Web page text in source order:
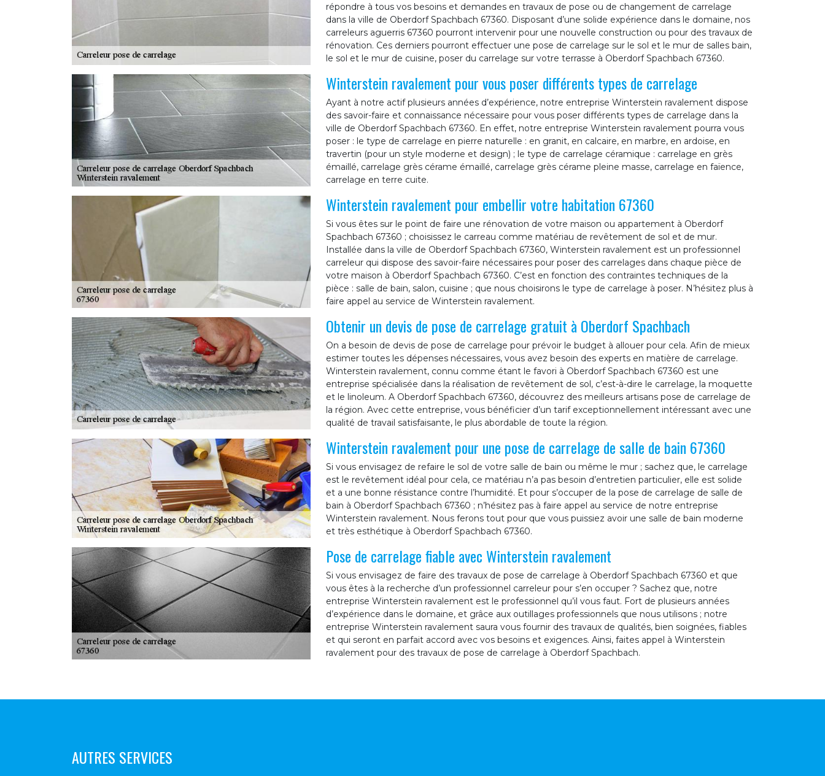
répondre à tous vos besoins et demandes en travaux de pose ou de changement de carrelage
dans la ville de Oberdorf Spachbach 67360. Disposant d’une solide expérience dans le domaine, nos
carreleurs aguerris 67360 pourront intervenir pour une nouvelle construction ou pour des travaux de
rénovation. Ces derniers pourront effectuer une pose de carrelage sur le sol et le mur de salles bain,
le sol et le mur de cuisine, poser du carrelage sur votre terrasse à Oberdorf Spachbach 67360.
Winterstein ravalement pour vous poser différents types de carrelage
Ayant à notre actif plusieurs années d’expérience, notre entreprise Winterstein ravalement dispose
des savoir-faire et connaissance nécessaire pour vous poser différents types de carrelage dans la
ville de Oberdorf Spachbach 67360. En effet, notre entreprise Winterstein ravalement pourra vous
poser : le type de carrelage en pierre naturelle : en granit, en calcaire, en marbre, en ardoise, en
travertin (pour un style moderne et design) ; le type de carrelage céramique : carrelage en grès
émaillé, carrelage grès cérame émaillé, carrelage grès cérame pleine masse, carrelage en faïence,
carrelage en terre cuite.
Winterstein ravalement pour embellir votre habitation 67360
Si vous êtes sur le point de faire une rénovation de votre maison ou appartement à Oberdorf
Spachbach 67360 ; choisissez le carreau comme matériau de revêtement de sol et de mur.
Installée dans la ville de Oberdorf Spachbach 67360, Winterstein ravalement est un professionnel
carreleur qui dispose des savoir-faire nécessaires pour poser des carrelages dans chaque pièce de
votre maison à Oberdorf Spachbach 67360. C’est en fonction des contraintes techniques de la
pièce : salle de bain, salon, cuisine ; que nous choisirons le type de carrelage à poser. N’hésitez plus à
faire appel au service de Winterstein ravalement.
Obtenir un devis de pose de carrelage gratuit à Oberdorf Spachbach
On a besoin de devis de pose de carrelage pour prévoir le budget à allouer pour cela. Afin de mieux
estimer toutes les dépenses nécessaires, vous avez besoin des experts en matière de carrelage.
Winterstein ravalement, connu comme étant le favori à Oberdorf Spachbach 67360 est une
entreprise spécialisée dans la réalisation de revêtement de sol, c’est-à-dire le carrelage, la moquette
et le linoleum. A Oberdorf Spachbach 67360, découvrez des meilleurs artisans pose de carrelage de
la région. Avec cette entreprise, vous bénéficier d’un tarif exceptionnellement intéressant avec une
qualité de travail satisfaisante, le plus abordable de toute la région.
Winterstein ravalement pour une pose de carrelage de salle de bain 67360
Si vous envisagez de refaire le sol de votre salle de bain ou même le mur ; sachez que, le carrelage
est le revêtement idéal pour cela, ce matériau n’a pas besoin d’entretien particulier, elle est solide
et a une bonne résistance contre l’humidité. Et pour s’occuper de la pose de carrelage de salle de
bain à Oberdorf Spachbach 67360 ; n’hésitez pas à faire appel au service de notre entreprise
Winterstein ravalement. Nous ferons tout pour que vous puissiez avoir une salle de bain moderne
et très esthétique à Oberdorf Spachbach 67360.
Pose de carrelage fiable avec Winterstein ravalement
Si vous envisagez de faire des travaux de pose de carrelage à Oberdorf Spachbach 67360 et que
vous êtes à la recherche d’un professionnel carreleur pour s’en occuper ? Sachez que, notre
entreprise Winterstein ravalement est le professionnel qu’il vous faut. Fort de plusieurs années
d’expérience dans le domaine, et grâce aux outillages professionnels que nous utilisons ; notre
entreprise Winterstein ravalement saura vous fournir des travaux de qualités, bien soignées, fiables
et qui seront en parfait accord avec vos besoins et exigences. Ainsi, faites appel à Winterstein
ravalement pour des travaux de pose de carrelage à Oberdorf Spachbach.
AUTRES SERVICES